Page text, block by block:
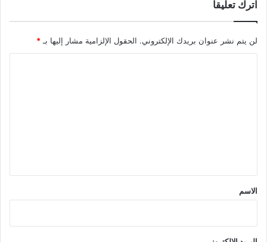
اترك تعليقاً
لن يتم نشر عنوان بريدك الإلكتروني. الحقول الإلزامية مشار إليها بـ *
*
الاسم